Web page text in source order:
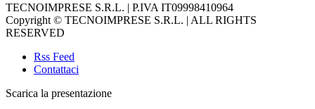
TECNOIMPRESE S.R.L. | P.IVA IT09998410964
Copyright © TECNOIMPRESE S.R.L. | ALL RIGHTS
RESERVED
Rss Feed
Contattaci
Scarica la presentazione